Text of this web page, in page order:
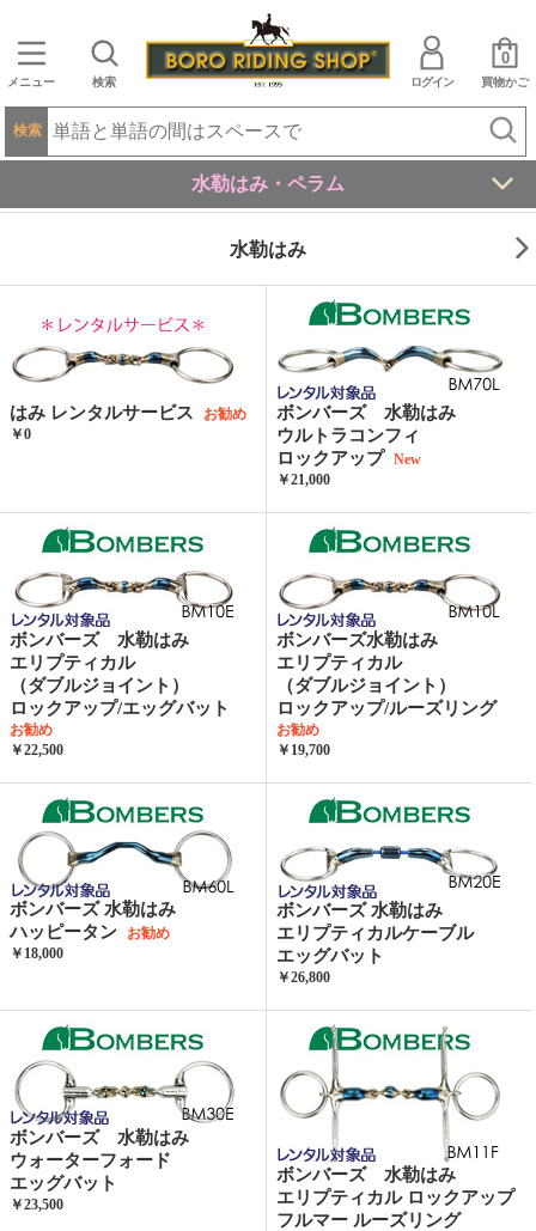
メニュー 検索 ログイン 買物かご
0
検索
水勒はみ・ペラム
水勒はみ
はみ レンタルサービス
お勧め
￥0
ボンバーズ 水勒はみ
ウルトラコンフィ
ロックアップ New
￥21,000
ボンバーズ 水勒はみ
エリプティカル
（ダブルジョイント）
ロックアップ/エッグバット
お勧め
￥22,500
ボンバーズ水勒はみ
エリプティカル
（ダブルジョイント）
ロックアップ/ルーズリング
お勧め
￥19,700
ボンバーズ 水勒はみ
ハッピータン
お勧め
￥18,000
ボンバーズ 水勒はみ
エリプティカルケーブル
エッグバット
￥26,800
ボンバーズ 水勒はみ
ウォーターフォード
エッグバット
￥23,500
ボンバーズ 水勒はみ
エリプティカル ロックアップ
フルマー ルーズリング